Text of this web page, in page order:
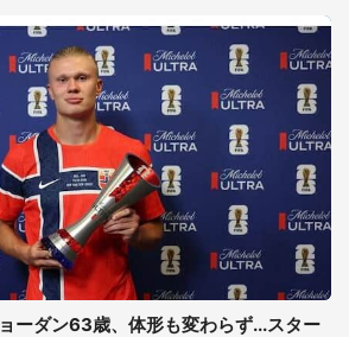
ーダン63歳、体形も変わらず...スター